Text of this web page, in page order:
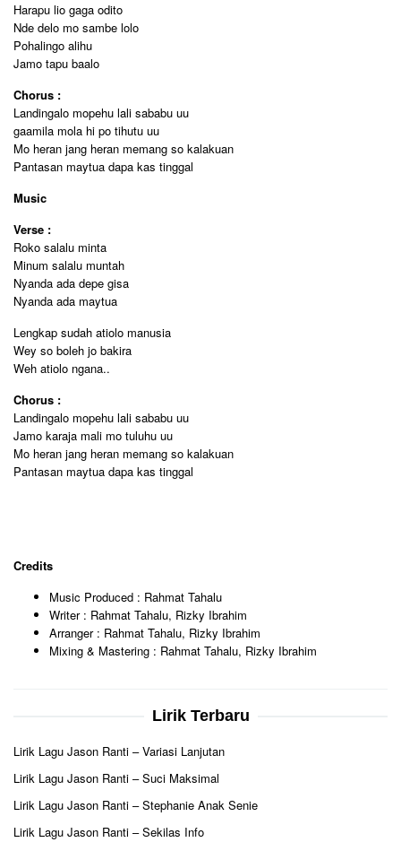
Harapu lio gaga odito
Nde delo mo sambe lolo
Pohalingo alihu
Jamo tapu baalo
Chorus :
Landingalo mopehu lali sababu uu
gaamila mola hi po tihutu uu
Mo heran jang heran memang so kalakuan
Pantasan maytua dapa kas tinggal
Music
Verse :
Roko salalu minta
Minum salalu muntah
Nyanda ada depe gisa
Nyanda ada maytua
Lengkap sudah atiolo manusia
Wey so boleh jo bakira
Weh atiolo ngana..
Chorus :
Landingalo mopehu lali sababu uu
Jamo karaja mali mo tuluhu uu
Mo heran jang heran memang so kalakuan
Pantasan maytua dapa kas tinggal
Credits
Music Produced : Rahmat Tahalu
Writer : Rahmat Tahalu, Rizky Ibrahim
Arranger : Rahmat Tahalu, Rizky Ibrahim
Mixing & Mastering : Rahmat Tahalu, Rizky Ibrahim
Lirik Terbaru
Lirik Lagu Jason Ranti – Variasi Lanjutan
Lirik Lagu Jason Ranti – Suci Maksimal
Lirik Lagu Jason Ranti – Stephanie Anak Senie
Lirik Lagu Jason Ranti – Sekilas Info